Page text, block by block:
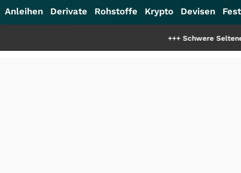
Anleihen Derivate Rohstoffe Krypto Devisen
Schwere Seltene Erden: